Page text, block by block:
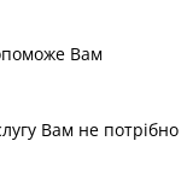
Вам
Вам не потрібно